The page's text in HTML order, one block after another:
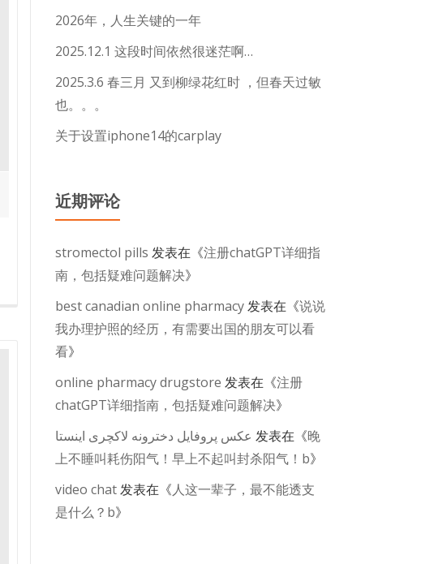
2026年，人生关键的一年
2025.12.1 这段时间依然很迷茫啊…
2025.3.6 春三月 又到柳绿花红时 ，但春天过敏
也。。。
关于设置iphone14的carplay
近期评论
stromectol pills 发表在《注册chatGPT详细指
南，包括疑难问题解决》
best canadian online pharmacy发表在《说说
我办理护照的经历，有需要出国的朋友可以看
看》
online pharmacy drugstore 发表在《注册
chatGPT详细指南，包括疑难问题解决》
عکس پروفایل دخترونه لاکچری اینستا 发表在《晚
上不睡叫耗伤阳气！早上不起叫封杀阳气！b》
video chat发表在《人这一辈子，最不能透支
是什么？b》